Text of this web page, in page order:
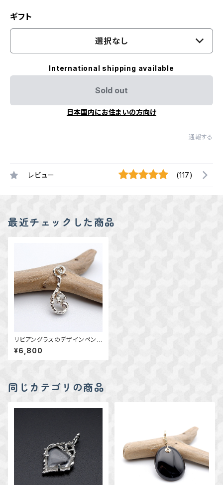
ギフト
選択なし
International shipping available
Sold out
日本国内にお住まいの方向け
通報する
レビュー (117)
最近チェックした商品
リビアングラスのデザインペンダ
ント ～宇宙のロマンを秘めた
石～ 天然石アクセサリー 一
点物 macari
¥6,800
同じカテゴリの商品